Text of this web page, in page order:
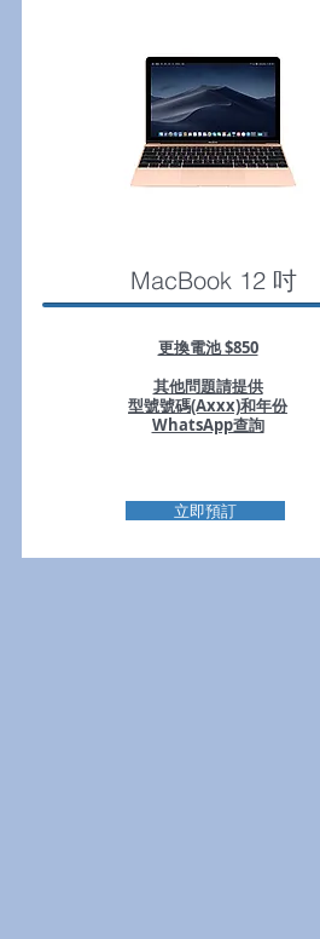
MacBook 12 吋
更換電池 $850
其他問題請提供
型號號碼(Axxx)和年份
WhatsApp查詢
立即預訂